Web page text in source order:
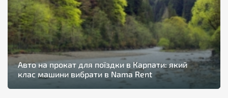
Авто на прокат для поїздки в Карпати: який
клас машини вибрати в Nama Rent